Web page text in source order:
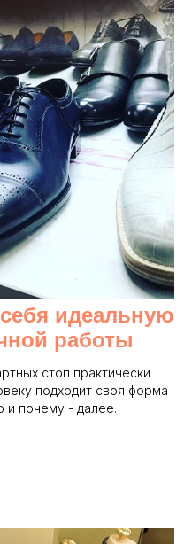
идеальную
работы
стоп практически
подходит своя форма
и почему - далее.